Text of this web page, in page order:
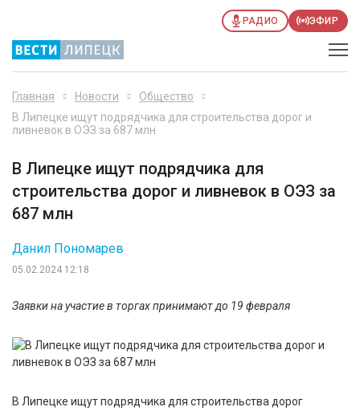
РАДИО ЭФИР
Главная Новости
Общество
В Липецке ищут подрядчика для строительства дорог и
ливневок в ОЭЗ за 687 млн
В Липецке ищут подрядчика для
строительства дорог и ливневок в ОЭЗ за
687 млн
05.02.2024 12:18
Данил Пономарев
Заявки на участие в торгах принимают до 19 февраля
В Липецке ищут подрядчика для строительства дорог